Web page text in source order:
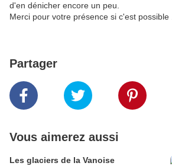
d'en dénicher encore un peu.
Merci pour votre présence si c'est possible
Partager
Vous aimerez aussi
Les glaciers de la Vanoise